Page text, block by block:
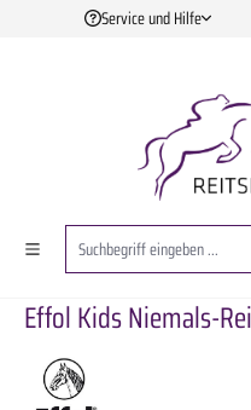
Zum Hauptinhalt springen
Service und Hilfe
Effol Kids Niemals-